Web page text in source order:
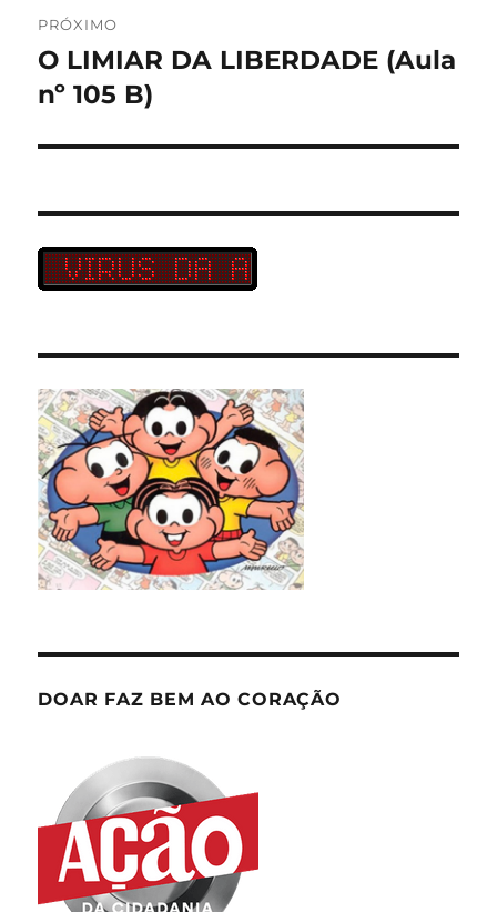
PRÓXIMO
Próximo
post:
O LIMIAR DA LIBERDADE (Aula
nº 105 B)
DOAR FAZ BEM AO CORAÇÃO